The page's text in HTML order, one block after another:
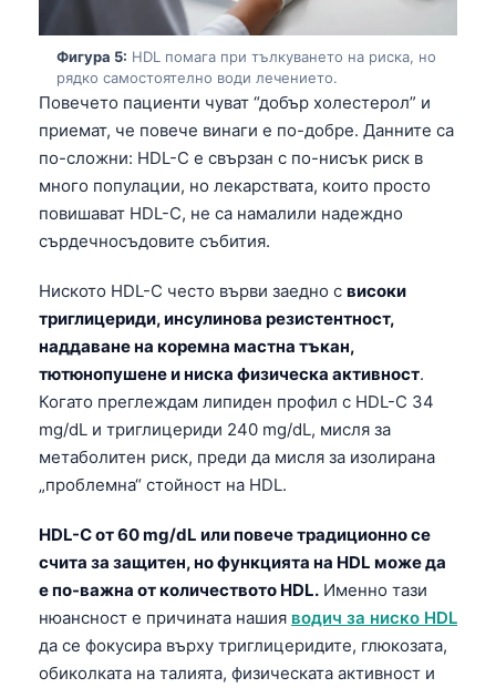
Фигура 5: HDL помага при тълкуването на риска, но
рядко самостоятелно води лечението.
Повечето пациенти чуват “добър холестерол” и
приемат, че повече винаги е по-добре. Данните са
по-сложни: HDL-C е свързан с по-нисък риск в
много популации, но лекарствата, които просто
повишават HDL-C, не са намалили надеждно
сърдечносъдовите събития.
Ниското HDL-C често върви заедно с високи
триглицериди, инсулинова резистентност,
наддаване на коремна мастна тъкан,
тютюнопушене и ниска физическа активност.
Когато преглеждам липиден профил с HDL-C 34
mg/dL и триглицериди 240 mg/dL, мисля за
метаболитен риск, преди да мисля за изолирана
„проблемна“ стойност на HDL.
HDL-C от 60 mg/dL или повече традиционно се
счита за защитен, но функцията на HDL може да
е по-важна от количеството HDL. Именно тази
нюансност е причината нашия водич за ниско HDL
да се фокусира върху триглицеридите, глюкозата,
обиколката на талията, физическата активност и
Татар теле
Беларуская мова
Frysk
Norsk bokmål